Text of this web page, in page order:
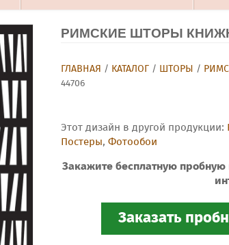
РИМСКИЕ ШТОРЫ
ГЛАВНАЯ / КАТАЛОГ / ШТОРЫ /
44706
Этот дизайн в другой продукции:
Постеры, Фотообои
Закажите бесплатную